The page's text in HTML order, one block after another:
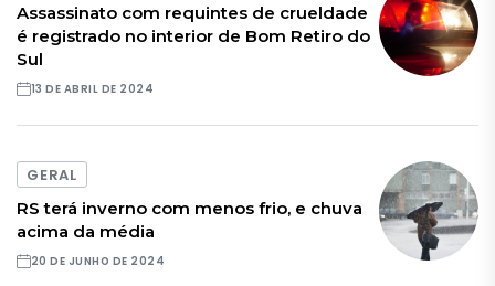
Assassinato com requintes de crueldade
é registrado no interior de Bom Retiro do
Sul
13 DE ABRIL DE 2024
GERAL
RS terá inverno com menos frio, e chuva
acima da média
20 DE JUNHO DE 2024